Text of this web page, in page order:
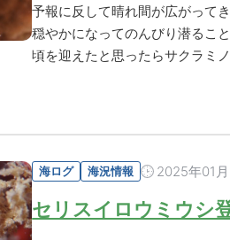
予報に反して晴れ間が広がって
穏やかになってのんびり潜るこ
頃を迎えたと思ったらサクラミ
海ログ 海況情報 2025年01
セリスイロウミウシ